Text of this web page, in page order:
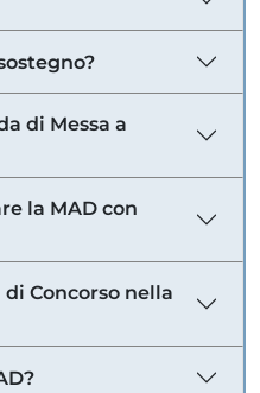
di Messa a
la MAD con
di Concorso nella